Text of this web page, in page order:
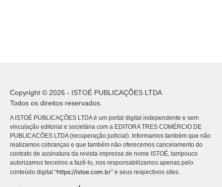
Copyright © 2026 - ISTOÉ PUBLICAÇÕES LTDA
Todos os direitos reservados.
A ISTOÉ PUBLICAÇÕES LTDA é um portal digital independente e sem
vinculação editorial e societária com a EDITORA TRES COMÉRCIO DE
PUBLICACÕES LTDA (recuperação judicial). Informamos também que não
realizamos cobranças e que também não oferecemos cancelamento do
contrato de assinatura da revista impressa de nome ISTOÉ, tampouco
autorizamos terceiros a fazê-lo, nos responsabilizamos apenas pelo
conteúdo digital “https://istoe.com.br” e seus respectivos sites.